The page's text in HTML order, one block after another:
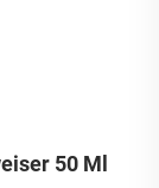
50 Ml